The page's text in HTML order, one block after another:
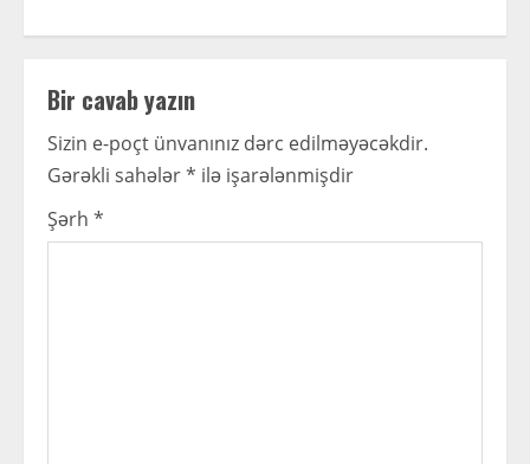
u
e
R
e
Bir cavab yazın
Sizin e-poçt ünvanınız dərc edilməyəcəkdir.
Gərəkli sahələr* ilə işarələnmişdir
Şərh *